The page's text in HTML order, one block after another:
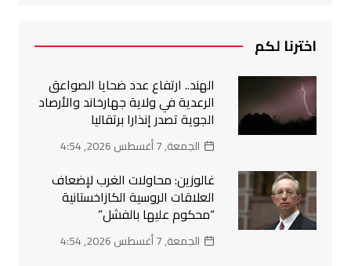
اخترنا لكم
الهند.. ارتفاع عدد ضحايا الصواعق
الرعدية في ولاية جهارخاند والأرصاد
الجوية تصدر إنذارا برتقاليا
الجمعة, 7 أغسطس 2026, 4:54
غالوزين: محاولات الغرب لإضعاف
العلاقات الروسية الكازاخستانية
“محكوم عليها بالفشل”
الجمعة, 7 أغسطس 2026, 4:54